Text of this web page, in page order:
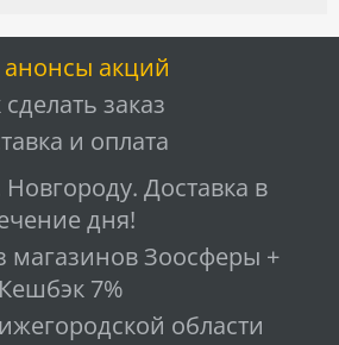
анонсы акций
сделать заказ
и оплата
Доставка в
дня!
магазинов Зоосферы +
Кешбэк 7%
области